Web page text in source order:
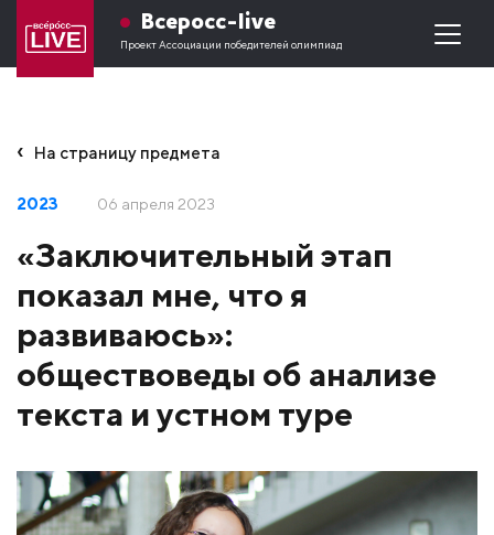
Всеросс-live
Проект Ассоциации победителей олимпиад
На страницу предмета
2023 06 апреля 2023
«Заключительный этап
показал мне, что я
развиваюсь»:
обществоведы об анализе
текста и устном туре